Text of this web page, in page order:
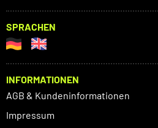
SPRACHEN
INFORMATIONEN
AGB & Kundeninformationen
Impressum